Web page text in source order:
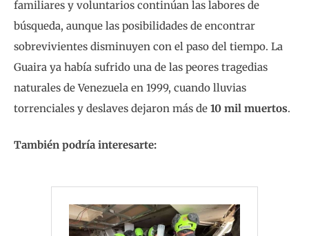
familiares y voluntarios continúan las labores de
búsqueda, aunque las posibilidades de encontrar
sobrevivientes disminuyen con el paso del tiempo. La
Guaira ya había sufrido una de las peores tragedias
naturales de Venezuela en 1999, cuando lluvias
torrenciales y deslaves dejaron más de 10 mil muertos.
También podría interesarte: